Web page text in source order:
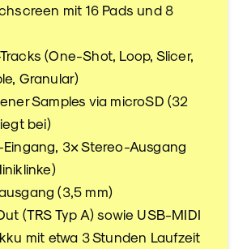
mit 16 Pads und 8
(One-Shot, Loop, Slicer,
Granular)
Samples via microSD (32
bei)
3× Stereo-Ausgang
(3,5 mm)
(TRS Typ A) sowie USB-MIDI
mit etwa 3 Stunden Laufzeit